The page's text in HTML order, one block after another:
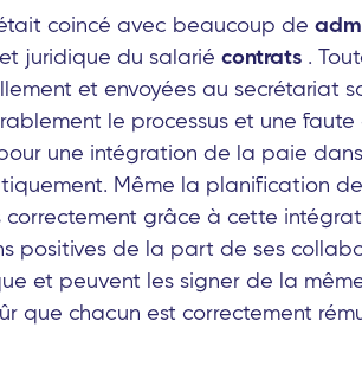
coincé avec beaucoup de
juridique du salarié contrats .
et envoyées au secrétariat
le processus et une
une intégration de la paie
Même la planification
correctement grâce à cette
positives de la part de ses
et peuvent les signer de la
que chacun est correctement